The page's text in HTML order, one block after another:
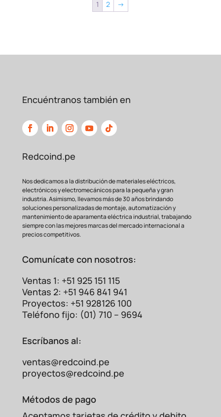
1 2 →
Encuéntranos también en
Redcoind.pe
Nos dedicamos a la distribución de materiales eléctricos,
electrónicos y electromecánicos para la pequeña y gran
industria. Asimismo, llevamos más de 30 años brindando
soluciones personalizadas de montaje, automatización y
mantenimiento de aparamenta eléctrica industrial, trabajando
siempre con las mejores marcas del mercado internacional a
precios competitivos.
Comunícate con nosotros:
Ventas 1: +51 925 151 115
Ventas 2: +51 946 841 941
Proyectos: +51 928126 100
Teléfono fijo: (01) 710 – 9694
Escríbanos al:
ventas@redcoind.pe
proyectos@redcoind.pe
Métodos de pago